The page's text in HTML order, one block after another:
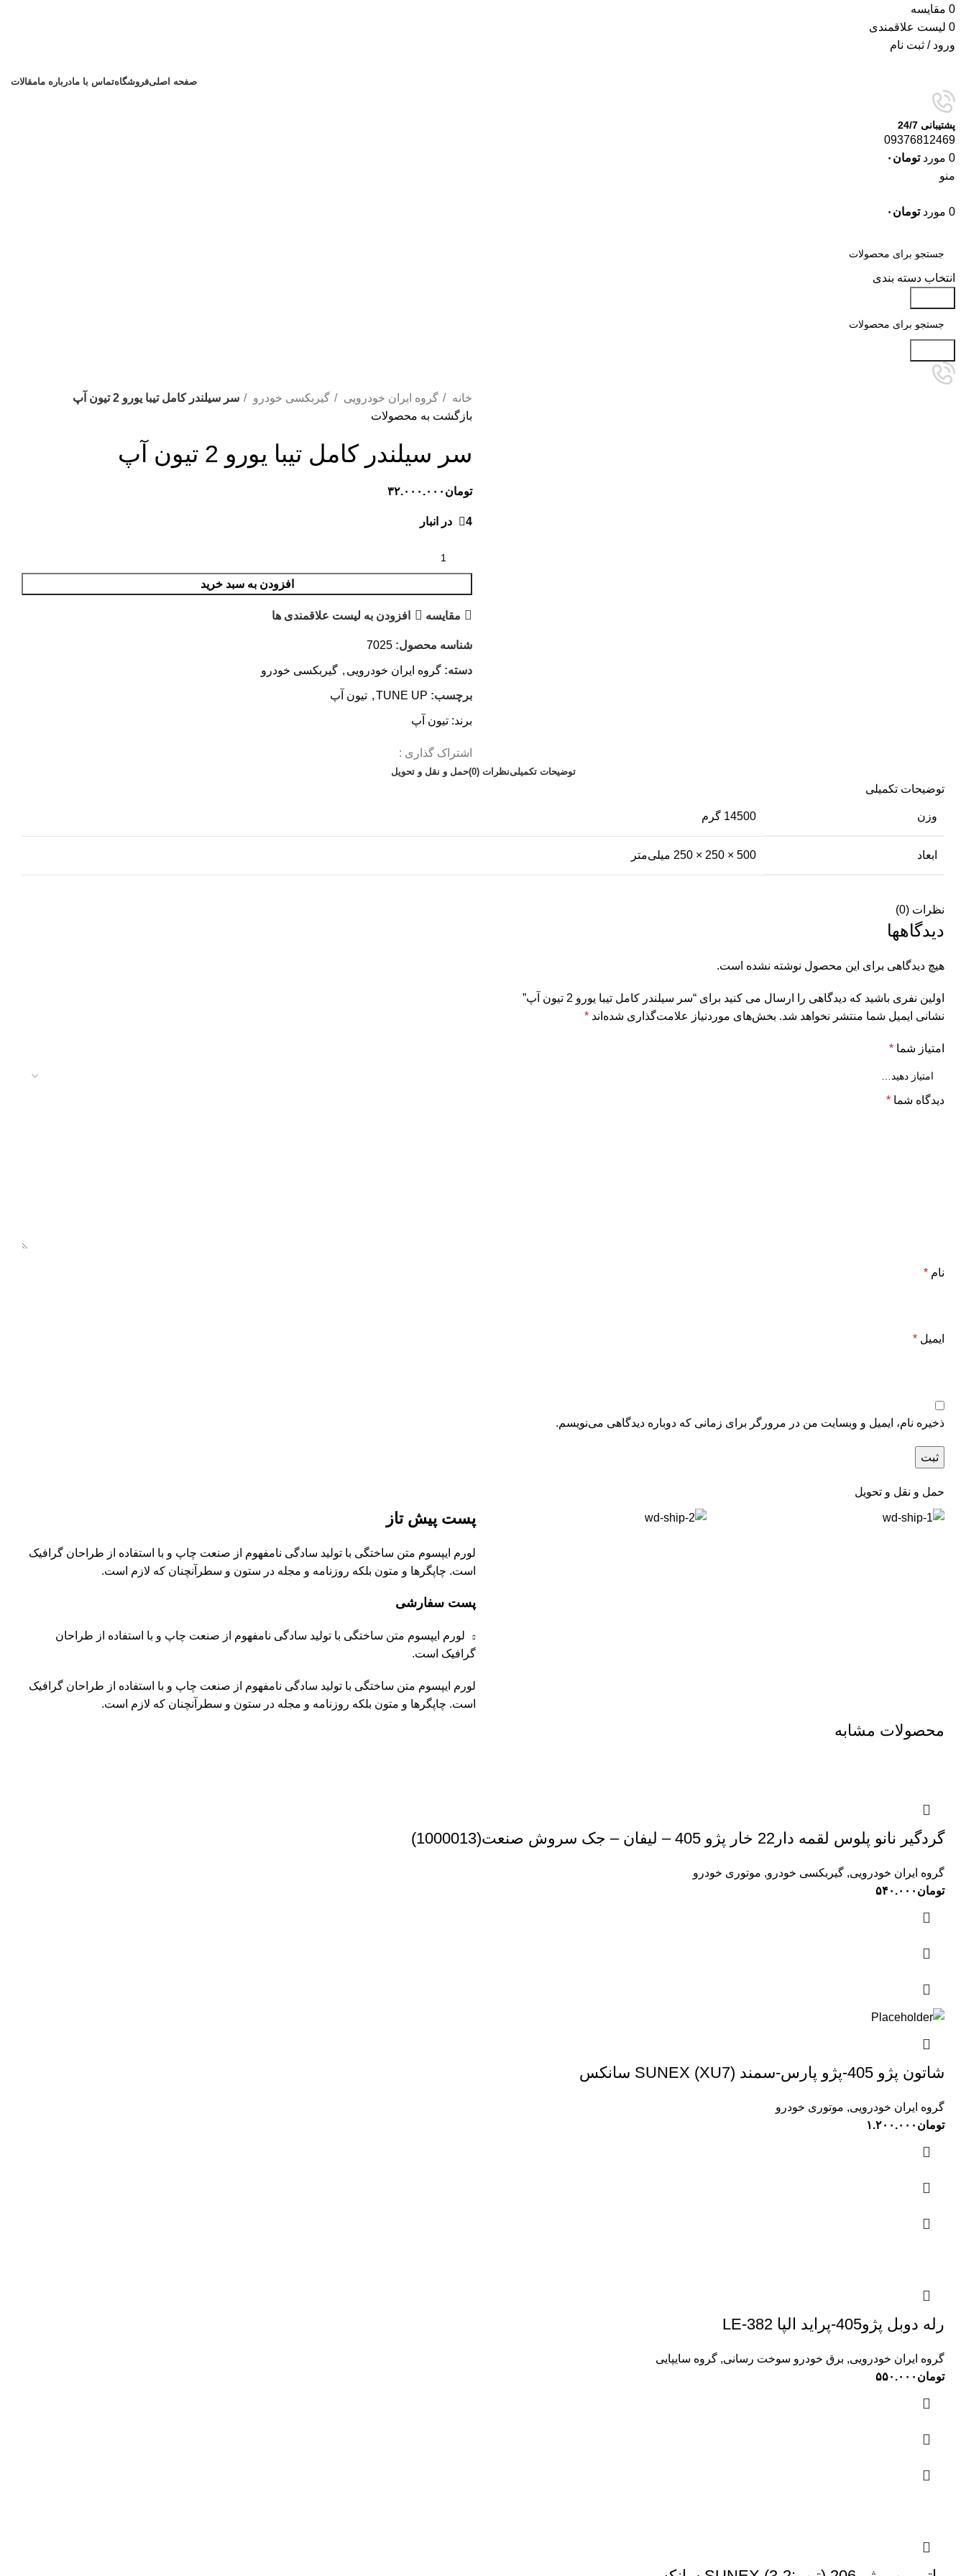
0 مقایسه
0 لیست علاقمندی
ورود / ثبت نام
صفحه اصلیفروشگاهتماس با مادرباره مامقالات
پشتیبانی 24/7
09376812469
0 مورد تومان ۰
منو
0 مورد تومان ۰
انتخاب دسته بندی
خانه گروه ایران خودرویی گیربکسی خودرو
سر سیلندر کامل تیبا یورو 2 تیون آپ
بازگشت به محصولات
سر سیلندر کامل تیبا یورو 2 تیون آپ
تومان ۳۲.۰۰۰.۰۰۰
4 در انبار
افزودن به سبد خرید
مقایسه افزودن به لیست علاقمندی ها
شناسه محصول: 7025
دسته: گروه ایران خودرویی , گیربکسی خودرو
برچسب: TUNE UP
, تیون آپ
برند: تیون آپ
اشتراک گذاری :
توضیحات تکمیلینظرات (0) حمل و نقل و تحویل
توضیحات تکمیلی
وزن 14500 گرم
ابعاد 500 × 250 × 250 میلی‌متر
نظرات (0)
دیدگاهها
هیچ دیدگاهی برای این محصول نوشته نشده است.
اولین نفری باشید که دیدگاهی را ارسال می کنید برای “سر سیلندر کامل تیبا یورو 2 تیون آپ”
نشانی ایمیل شما منتشر نخواهد شد. بخش‌های موردنیاز علامت‌گذاری شده‌اند *
امتیاز شما *
دیدگاه شما *
نام *
ایمیل *
ذخیره نام، ایمیل و وبسایت من در مرورگر برای زمانی که دوباره دیدگاهی می‌نویسم.
حمل و نقل و تحویل
پست پیش تاز
لورم ایپسوم متن ساختگی با تولید سادگی نامفهوم از صنعت چاپ و با استفاده از طراحان گرافیک
است. چاپگرها و متون بلکه روزنامه و مجله در ستون و سطرآنچنان که لازم است.
پست سفارشی
لورم ایپسوم متن ساختگی با تولید سادگی نامفهوم از صنعت چاپ و با استفاده از طراحان
گرافیک است.
لورم ایپسوم متن ساختگی با تولید سادگی نامفهوم از صنعت چاپ و با استفاده از طراحان گرافیک
است. چاپگرها و متون بلکه روزنامه و مجله در ستون و سطرآنچنان که لازم است.
محصولات مشابه
گردگیر نانو پلوس لقمه دار22 خار پژو 405 – لیفان – جک سروش صنعت(1000013)
گروه ایران خودرویی, گیربکسی خودرو, موتوری خودرو
تومان ۵۴۰.۰۰۰
شاتون پژو 405-پژو پارس-سمند (XU7) SUNEX سانکس
گروه ایران خودرویی, موتوری خودرو
تومان ۱.۲۰۰.۰۰۰
رله دوبل پژو405-پراید الپا LE-382
گروه ایران خودرویی, برق خودرو سوخت رسانی, گروه سایپایی
تومان ۵۵۰.۰۰۰